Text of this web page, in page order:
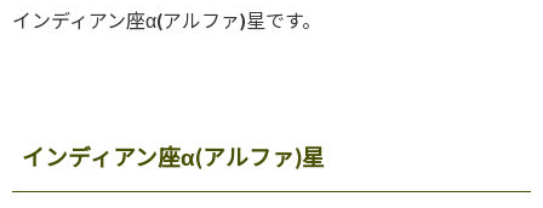
インディアン座α(アルファ)星です。
インディアン座α(アルファ)星